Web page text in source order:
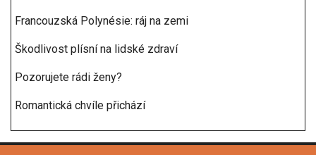
Francouzská Polynésie: ráj na zemi
Škodlivost plísní na lidské zdraví
Pozorujete rádi ženy?
Romantická chvíle přichází